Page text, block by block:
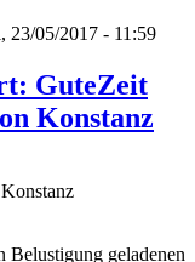
23/05/2017 - 11:59
GuteZeit
Konstanz
Belustigung geladenen